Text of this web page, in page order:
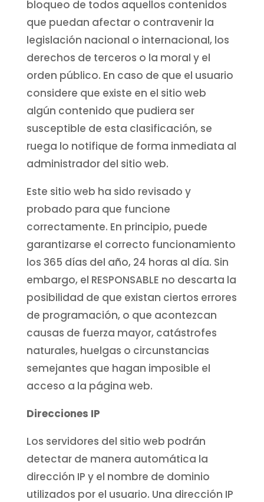
bloqueo de todos aquellos contenidos
que puedan afectar o contravenir la
legislación nacional o internacional, los
derechos de terceros o la moral y el
orden público. En caso de que el usuario
considere que existe en el sitio web
algún contenido que pudiera ser
susceptible de esta clasificación, se
ruega lo notifique de forma inmediata al
administrador del sitio web.
Este sitio web ha sido revisado y
probado para que funcione
correctamente. En principio, puede
garantizarse el correcto funcionamiento
los 365 días del año, 24 horas al día. Sin
embargo, el RESPONSABLE no descarta la
posibilidad de que existan ciertos errores
de programación, o que acontezcan
causas de fuerza mayor, catástrofes
naturales, huelgas o circunstancias
semejantes que hagan imposible el
acceso a la página web.
Direcciones IP
Los servidores del sitio web podrán
detectar de manera automática la
dirección IP y el nombre de dominio
utilizados por el usuario. Una dirección IP